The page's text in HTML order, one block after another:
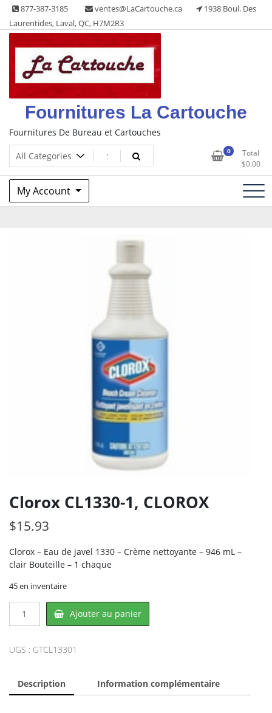
Skip
content
877-387-3185 ventes@LaCartouche.ca
1938 Boul. Des
Laurentides, Laval, QC, H7M2R3
Fournitures La Cartouche
Fournitures De Bureau et Cartouches
0
Total
$0.00
My Account
Clorox CL1330-1, CLOROX
$15.93
Clorox – Eau de javel 1330 – Crème nettoyante – 946 mL –
clair Bouteille – 1 chaque
45 en inventaire
CL1330-
Ajouter au panier
UGS : GTCL13301
Description Information complémentaire